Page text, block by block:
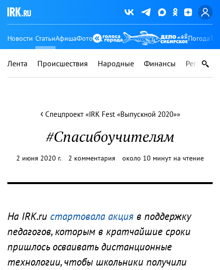
Новости СтатьиАфишаФото Погода
Лента Происшествия Народные Финансы Регионы
‹Спецпроект «IRK Fest «Выпускной 2020»»
#Спасибоучителям
2 июня 2020 г. 2 комментария около 10 минут на чтение
На IRK.ru стартовала акция в поддержку
педагогов, которым в кратчайшие сроки
пришлось осваивать дистанционные
технологии, чтобы школьники получили